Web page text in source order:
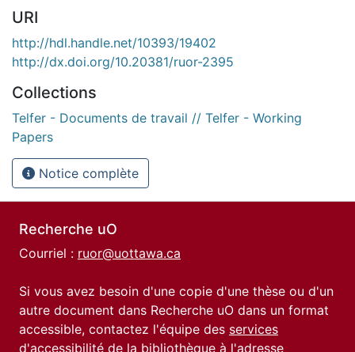
URI
http://hdl.handle.net/10393/19402
http://dx.doi.org/10.20381/ruor-2395
Collections
Telfer - Documents de travail // Telfer - Working
Papers
Notice complète
Recherche uO
Courriel : ruor@uottawa.ca
Si vous avez besoin d'une copie d'une thèse ou d'un
autre document dans Recherche uO dans un format
accessible, contactez l'équipe des services
d'accessibilité de la bibliothèque à l'adresse